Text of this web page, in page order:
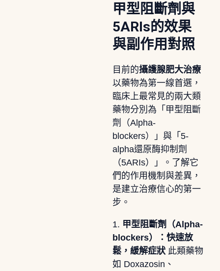
甲型阻斷劑與
5ARIs的效果
與副作用對照
目前的攝護腺肥大治療
以藥物為第一線首選，
臨床上最常見的兩大類
藥物分別為「甲型阻斷
劑（Alpha-
blockers）」與「5-
alpha還原酶抑制劑
（5ARIs）」。了解它
們的作用機制與差異，
是建立治療信心的第一
步。
1. 甲型阻斷劑（Alpha-
blockers）：快速放
鬆，緩解症狀此類藥物
如 Doxazosin、